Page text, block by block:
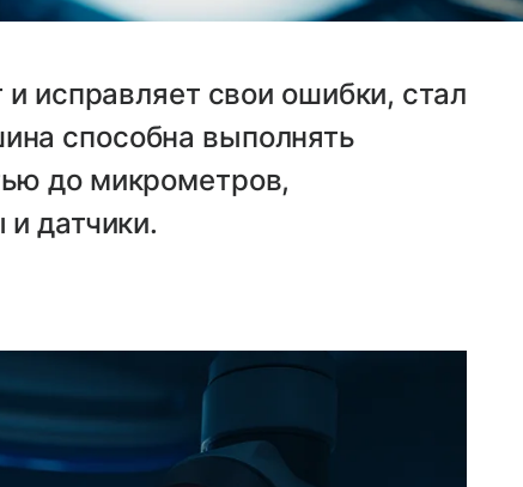
исправляет свои ошибки, стал
способна выполнять
до микрометров,
датчики.